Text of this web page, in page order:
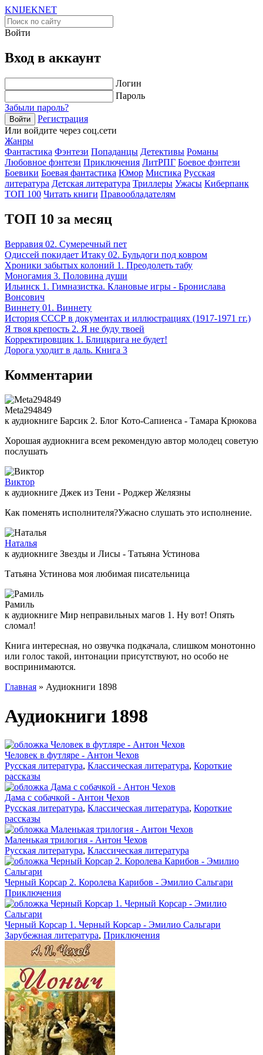
KNIJEKNET
Войти
Вход в аккаунт
Логин
Пароль
Забыли пароль?
Войти
Регистрация
Или войдите через соц.сети
Жанры
Фантастика Фэнтези Попаданцы Детективы Романы
Любовное фэнтези Приключения ЛитРПГ Боевое фэнтези
Боевики Боевая фантастика Юмор Мистика Русская
литература Детская литература Триллеры Ужасы Киберпанк
ТОП 100 Читать книги Правообладателям
ТОП 10 за месяц
Верравия 02. Сумеречный пет
Одиссей покидает Итаку 02. Бульдоги под ковром
Хроники забытых колоний 1. Преодолеть табу
Моногамия 3. Половина души
Ильинск 1. Гимназистка. Клановые игры - Бронислава
Вонсович
Виннету 01. Виннету
История СССР в документах и иллюстрациях (1917-1971 гг.)
Я твоя крепость 2. Я не буду твоей
Корректировщик 1. Блицкрига не будет!
Дорога уходит в даль. Книга 3
Комментарии
Meta294849
к аудиокниге Барсик 2. Блог Кото-Сапиенса - Тамара Крюкова
Хорошая аудиокнига всем рекомендую автор молодец советую
послушать
Виктор
к аудиокниге Джек из Тени - Роджер Желязны
Как поменять исполнителя?Ужасно слушать это исполнение.
Наталья
к аудиокниге Звезды и Лисы - Татьяна Устинова
Татьяна Устинова моя любимая писательница
Рамиль
к аудиокниге Мир неправильных магов 1. Ну вот! Опять
сломал!
Книга интересная, но озвучка подкачала, слишком монотонно
или голос такой, интонации присутствуют, но особо не
воспринимаются.
Главная » Аудиокниги 1898
Аудиокниги 1898
Человек в футляре - Антон Чехов
Русская литература, Классическая литература, Короткие
рассказы
Дама с собачкой - Антон Чехов
Русская литература, Классическая литература, Короткие
рассказы
Маленькая трилогия - Антон Чехов
Русская литература, Классическая литература
Черный Корсар 2. Королева Карибов - Эмилио Сальгари
Приключения
Черный Корсар 1. Черный Корсар - Эмилио Сальгари
Зарубежная литература, Приключения